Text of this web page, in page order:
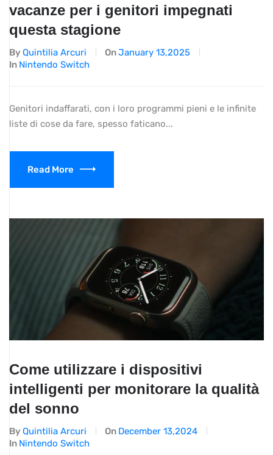
vacanze per i genitori impegnati
questa stagione
By Quintilia Arcuri OnJanuary 13,2025
In Nintendo Switch
Genitori indaffarati, con i loro programmi pieni e le infinite
liste di cose da fare, spesso faticano...
Read More
Come utilizzare i dispositivi
intelligenti per monitorare la qualità
del sonno
By Quintilia Arcuri On December 13,2024
In Nintendo Switch